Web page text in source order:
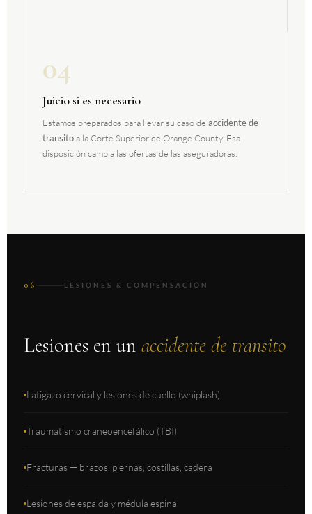
04
Juicio si es necesario
Estamos preparados para llevar su caso de accidente de
transitoa la Corte Superior de Orange County. Esa
disposición cambia las ofertas de las aseguradoras.
06 LESIONES & COMPENSACIÓN
Lesiones en un accidente de transito
Latigazo cervical y lesiones de cuello (whiplash)
Traumatismo craneoencefálico (TBI)
Fracturas — brazos, piernas, costillas, cadera
Lesiones de espalda y médula espinal